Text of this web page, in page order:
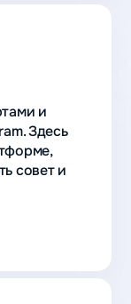
и
Здесь
совет и